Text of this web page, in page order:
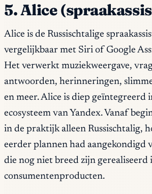
5. Alice
Alice is de Russischtalige
vergelijkbaar met Siri of Google
Het verwerkt muziekweergave,
antwoorden, herinneringen,
en meer. Alice is diep geïntegreerd
ecosysteem van Yandex. Vanaf
in de praktijk alleen Russischtalig,
eerder plannen had aangekondigd
die nog niet breed zijn gerealiseerd
consumentenproducten.